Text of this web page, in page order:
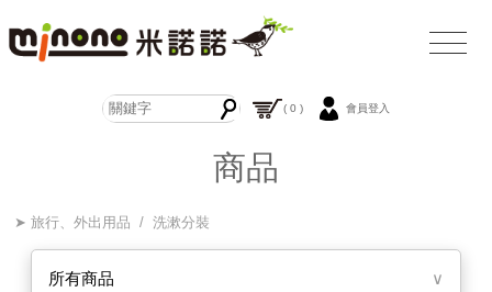
( 0 ) 會員登入
商品
➤ 旅行、外出用品 / 洗漱分裝
所有商品 ∨